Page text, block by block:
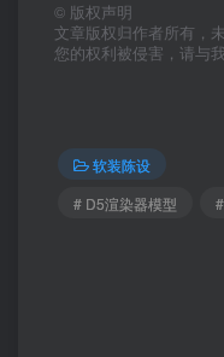
© 版权声明
文章版权归作者所有，
您的权利被侵害，请与
软装陈设
# D5渲染器模型